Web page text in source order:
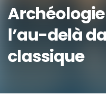
l’au-delà
classique